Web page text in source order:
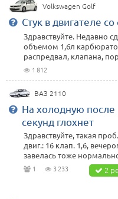
Volkswagen Golf
Стук в двигателе
Здравствуйте. Недавно
объемом 1,6л
распредвал, клапана,
1 812
ВАЗ 2110
На холодную после
секунд глохнет
Здравствуйте, такая
двиг.: 16 клап. 1,6,
завелась тоже
1 3 233 2